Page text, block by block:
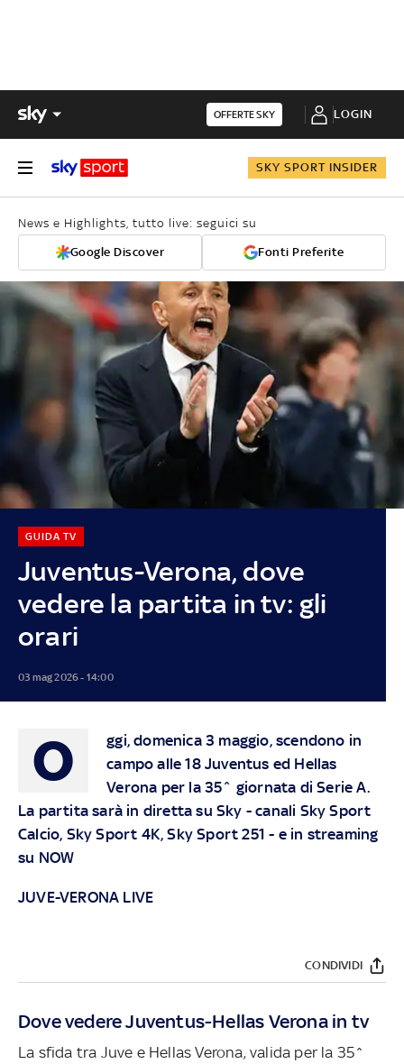
OFFERTE SKY LOGIN
SKY SPORT INSIDER
News e Highlights, tutto live: seguici su
Google Discover Fonti Preferite
Juventus-Verona, dove
vedere la partita in tv: gli
orari
GUIDA TV
03 mag 2026 - 14:00
O
ggi, domenica 3 maggio, scendono in
campo alle 18 Juventus ed Hellas
Verona per la 35^ giornata di Serie A.
La partita sarà in diretta su Sky - canali Sky Sport
Calcio, Sky Sport 4K, Sky Sport 251 - e in streaming
su NOW
JUVE-VERONA LIVE
CONDIVIDI
Dove vedere Juventus-Hellas Verona in tv
La sfida tra Juve e Hellas Verona, valida per la 35^